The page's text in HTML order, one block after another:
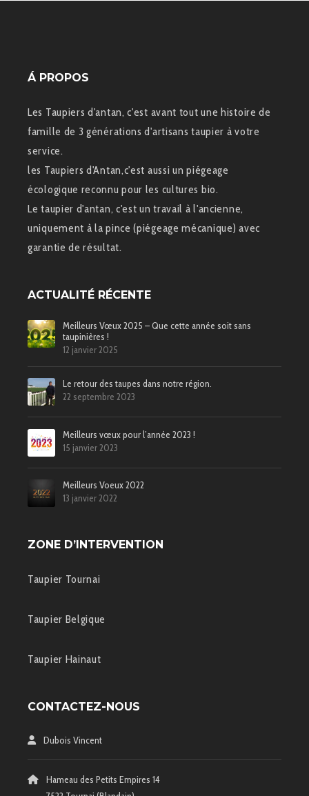
Á PROPOS
Les Taupiers d'antan, c'est avant tout une histoire de
famille de 3 générations d'artisans taupier à votre
service.
les Taupiers d'Antan,c'est aussi un piégeage
écologique reconnu pour les cultures bio.
Le taupier d'antan, c'est un travail à l'ancienne,
uniquement à la pince (piégeage mécanique) avec
garantie de résultat.
ACTUALITÉ RÉCENTE
Meilleurs Vœux 2025 – Que cette année soit sans
taupinières !
12 janvier 2025
Le retour des taupes dans notre région.
22 septembre 2023
Meilleurs vœux pour l’année 2023 !
15 janvier 2023
Meilleurs Voeux 2022
13 janvier 2022
ZONE D’INTERVENTION
Taupier Tournai
Taupier Belgique
Taupier Hainaut
CONTACTEZ-NOUS
Dubois Vincent
Hameau des Petits Empires 14